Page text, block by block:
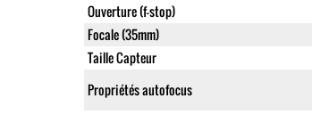
Ouverture (f-stop)
Focale (35mm)
Taille Capteur
Propriétés autofocus